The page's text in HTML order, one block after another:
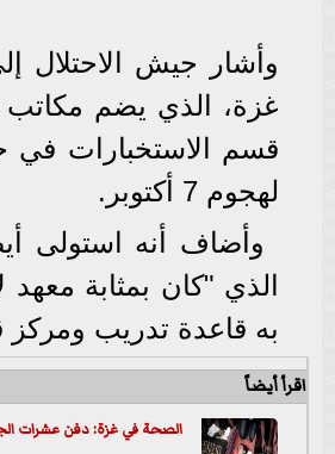
وأشار جيش الاحتلال
غزة، الذي يضم
قسم الاستخبارات في
لهجوم 7 أكتوبر.
وأضاف أنه استولى
الذي "كان بمثابة
به قاعدة تدريب ومركز
اقرأ أيضاً
الصحة في غزة: دفن عشرات